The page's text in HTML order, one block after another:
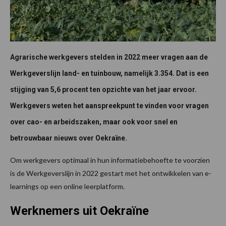
Agrarische werkgevers stelden in 2022 meer vragen aan de
Werkgeverslijn land- en tuinbouw, namelijk 3.354. Dat is een
stijging van 5,6 procent ten opzichte van het jaar ervoor.
Werkgevers weten het aanspreekpunt te vinden voor vragen
over cao- en arbeidszaken, maar ook voor snel en
betrouwbaar nieuws over Oekraïne.
Om werkgevers optimaal in hun informatiebehoefte te voorzien
is de Werkgeverslijn in 2022 gestart met het ontwikkelen van e-
learnings op een online leerplatform.
Werknemers uit Oekraïne